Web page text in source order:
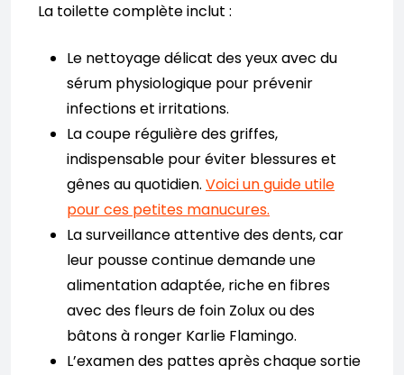
La toilette complète inclut :
Le nettoyage délicat des yeux avec du
sérum physiologique pour prévenir
infections et irritations.
La coupe régulière des griffes,
indispensable pour éviter blessures et
gênes au quotidien. Voici un guide utile
pour ces petites manucures.
La surveillance attentive des dents, car
leur pousse continue demande une
alimentation adaptée, riche en fibres
avec des fleurs de foin Zolux ou des
bâtons à ronger Karlie Flamingo.
L’examen des pattes après chaque sortie